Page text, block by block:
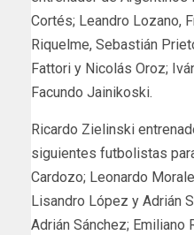
Cortés; Leandro Lozano,
Riquelme, Sebastián
Fattori y Nicolás Oroz;
Facundo Jainikoski.
Ricardo Zielinski
siguientes futbolistas
Cardozo; Leonardo
Lisandro López y Adrián
Adrián Sánchez; Emiliano